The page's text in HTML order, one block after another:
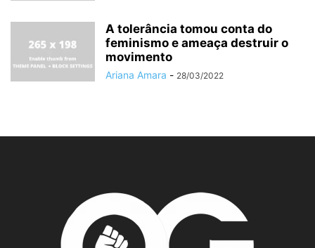
A tolerância tomou conta do
feminismo e ameaça destruir o
movimento
Ariana Amara - 28/03/2022